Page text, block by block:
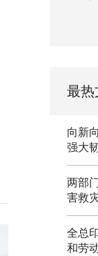
最热
向新
强大
两部
害救
全总
和劳